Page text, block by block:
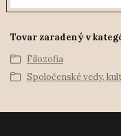
Tovar zaradený v
Filozofia
Spoločenské vedy,